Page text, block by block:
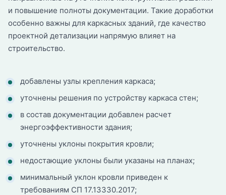
и повышение полноты документации. Такие доработки
особенно важны для каркасных зданий, где качество
проектной детализации напрямую влияет на
строительство.
добавлены узлы крепления каркаса;
уточнены решения по устройству каркаса стен;
в состав документации добавлен расчет
энергоэффективности здания;
уточнены уклоны покрытия кровли;
недостающие уклоны были указаны на планах;
минимальный уклон кровли приведен к
требованиям СП 17.13330.2017;